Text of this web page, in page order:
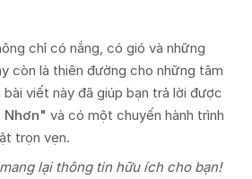
chỉ có nắng, có gió và những
còn là thiên đường cho những tâm
bài viết này đã giúp bạn trả lời được
Nhơn" và có một chuyến hành trình
trọn vẹn.
lại thông tin hữu ích cho bạn!